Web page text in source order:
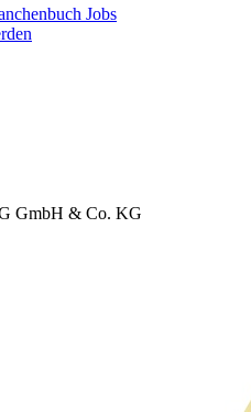
Jobs
GmbH & Co. KG